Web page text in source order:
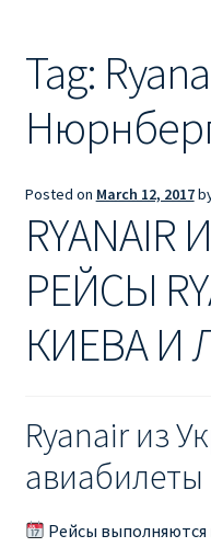
RYANAIR ИЗ РИГИ
Ryanair из Стокгольма
Ryanair из Тампере
RYANAIR ИЗ ЧЕХИИ |
БРНО
Ryanair изменения
Tag:
Posted on March 12, 2017
РЕЙСЫ
КИЕВА И
Ryanair из
авиабилеты
Рейсы выполняются